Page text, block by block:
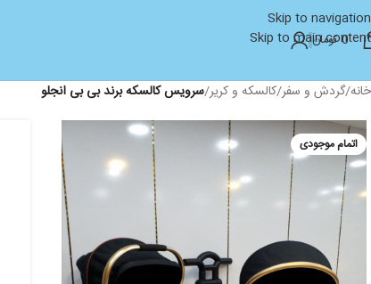
Skip to navigation
Skip to main content
0تومان
خانه/گردش و سفر/کالسکه و کریر/سرویس کالسکه برند بی بی انجلو
اتمام موجودی